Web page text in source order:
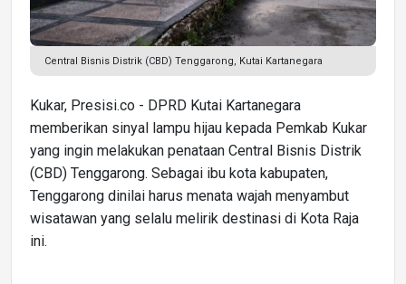
Central Bisnis Distrik (CBD) Tenggarong, Kutai Kartanegara
Kukar, Presisi.co - DPRD Kutai Kartanegara
memberikan sinyal lampu hijau kepada Pemkab Kukar
yang ingin melakukan penataan Central Bisnis Distrik
(CBD) Tenggarong. Sebagai ibu kota kabupaten,
Tenggarong dinilai harus menata wajah menyambut
wisatawan yang selalu melirik destinasi di Kota Raja
ini.